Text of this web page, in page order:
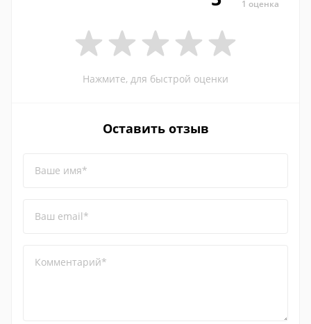
1 оценка
Нажмите, для быстрой оценки
Оставить отзыв
Ваше имя*
Ваш email*
Комментарий*